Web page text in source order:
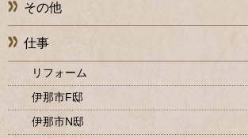
その他
仕事
リフォーム
伊那市F邸
伊那市N邸